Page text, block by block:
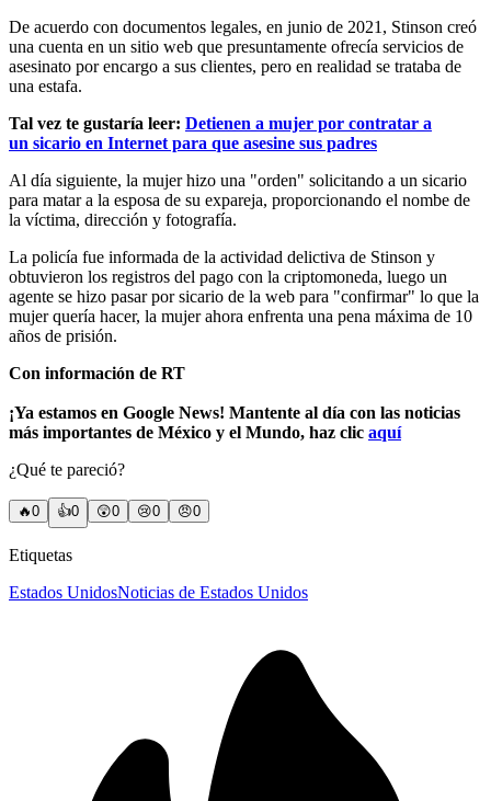
De acuerdo con documentos legales, en junio de 2021, Stinson creó
una cuenta en un sitio web que presuntamente ofrecía servicios de
asesinato por encargo a sus clientes, pero en realidad se trataba de
una estafa.
Tal vez te gustaría leer: Detienen a mujer por contratar a
un sicario en Internet para que asesine sus padres
Al día siguiente, la mujer hizo una "orden" solicitando a un sicario
para matar a la esposa de su expareja, proporcionando el nombe de
la víctima, dirección y fotografía.
La policía fue informada de la actividad delictiva de Stinson y
obtuvieron los registros del pago con la criptomoneda, luego un
agente se hizo pasar por sicario de la web para "confirmar" lo que la
mujer quería hacer, la mujer ahora enfrenta una pena máxima de 10
años de prisión.
Con información de RT
¡Ya estamos en Google News! Mantente al día con las noticias
más importantes de México y el Mundo, haz clic aquí
¿Qué te pareció?
🔥0 👍0 😲0 😢0 😠0
Etiquetas
Estados UnidosNoticias de Estados Unidos